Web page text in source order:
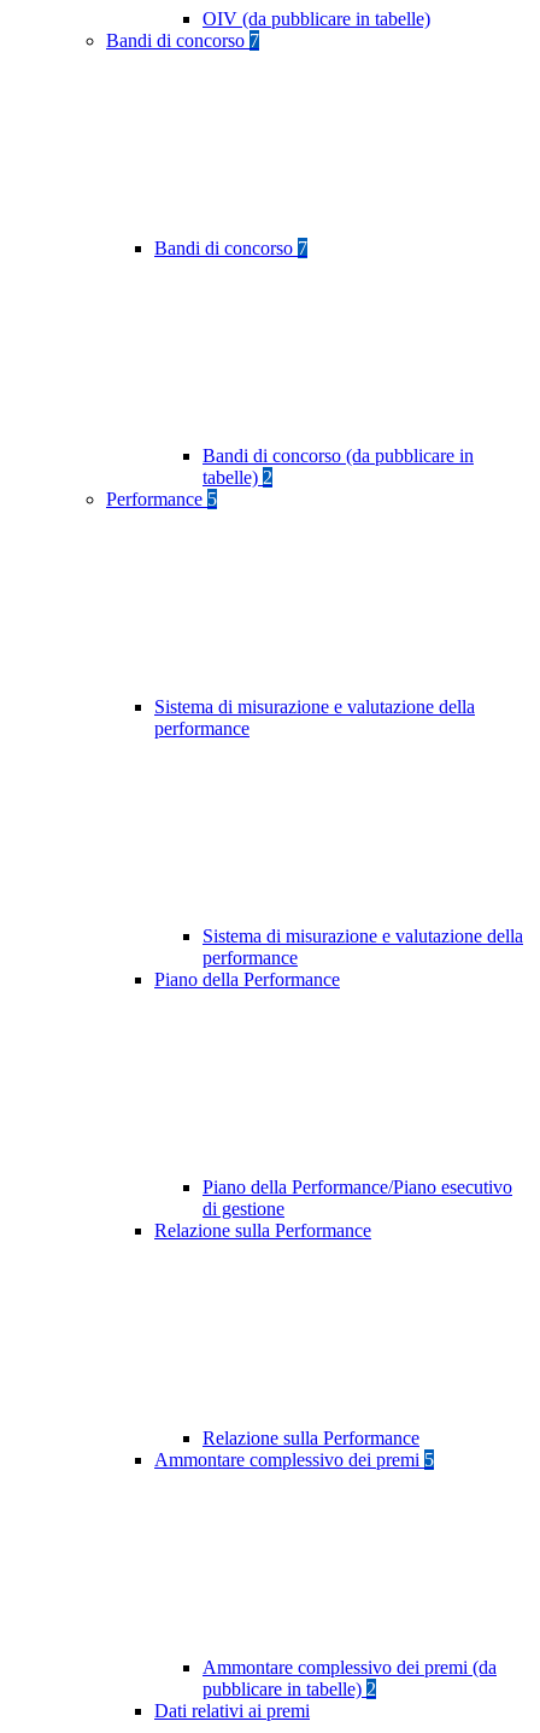
OIV (da pubblicare in tabelle)
Bandi di concorso 7
Bandi di concorso 7
Bandi di concorso (da pubblicare in
tabelle) 2
Performance 5
Sistema di misurazione e valutazione della
performance
Sistema di misurazione e valutazione della
performance
Piano della Performance
Piano della Performance/Piano esecutivo
di gestione
Relazione sulla Performance
Relazione sulla Performance
Ammontare complessivo dei premi 5
Ammontare complessivo dei premi (da
pubblicare in tabelle) 2
Dati relativi ai premi